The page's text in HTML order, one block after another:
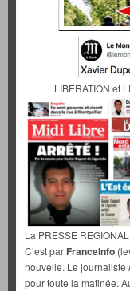
LIBERATION et
La PRESSE
C’est par FranceInfo
nouvelle. Le journaliste
pour toute la matinée.